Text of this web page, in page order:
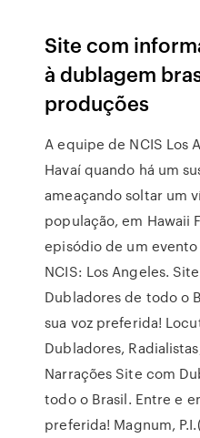
Site com
à dublagem
produções
A equipe de NCIS Los
Havaí quando há um
ameaçando soltar um
população, em Hawaii
episódio de um
NCIS: Los Angeles.
Dubladores de todo o
sua voz preferida!
Dubladores,
Narrações Site com
todo o Brasil. Entre e
preferida! Magnum,